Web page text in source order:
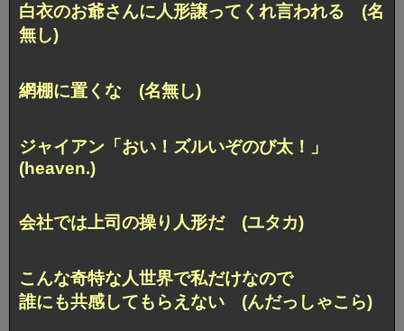
白衣のお爺さんに人形譲ってくれ言われる (名
無し)
網棚に置くな (名無し)
ジャイアン「おい！ズルいぞのび太！」
(heaven.)
会社では上司の操り人形だ (ユタカ)
こんな奇特な人世界で私だけなので
誰にも共感してもらえない (んだっしゃこら)